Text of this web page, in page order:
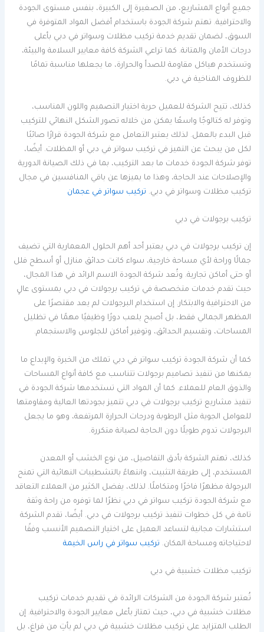
جميع أنواع المشاريع، من الصغيرة إلى الكبيرة، بنفس مستوى الجودة
والاحترافية. تهتم شركة الجودة باستخدام أفضل المواد المتوفرة في
السوق، لضمان تقديم خدمة تركيب مظلات وسواتر في دبي بأعلى
درجات الأمان والمتانة. كما تراعي الشركة كافة معايير السلامة والبيئة،
وتستخدم هياكل مقاومة للصدأ والحرارة، ما يجعلها مناسبة تمامًا
للظروف المناخية في دبي.
كذلك، تتيح الشركة للعميل حرية اختيار التصميم واللون المناسب،
وتوفر له كتالوجًا واسعًا يمكن من خلاله تصور الشكل النهائي للتركيب
قبل البدء بالعمل. لذلك يعتبر التعامل مع شركة الجودة قرارًا صائبًا
لكل من يبحث عن التميز في تركيب سواتر في دبي أو المظلات. أيضًا،
توفر شركة الجودة خدمات ما بعد التركيب، بما في ذلك الصيانة الدورية
والإصلاحات عند الحاجة، وهذا ما يميزها عن باقي المنافسين في مجال
تركيب مظلات وسواتر في دبي. تركيب سواتر في عجمان
تركيب برجولات في دبي
إن تركيب برجولات في دبي يعتبر أحد أهم الحلول المعمارية التي تضيف
جمالًا وراحة لأي مساحة خارجية، سواء كانت حدائق منازل أو أسطح فلل
أو حتى أماكن تجارية. وتُعد شركة الجودة الاسم الرائد في هذا المجال،
حيث تقدم خدمات متخصصة في تركيب برجولات في دبي بمستوى عالٍ
من الاحترافية والابتكار. إن استخدام البرجولات لم يعد مقتصرًا على
المظهر الجمالي فقط، بل أصبح يلعب دورًا وظيفيًا مهمًا في تظليل
المساحات، وتقسيم الحدائق، وتوفير أماكن للجلوس والاستجمام.
كما أن شركة الجودة تركيب سواتر في دبي تملك من الخبرة والإبداع ما
يمكنها من تنفيذ تصاميم برجولات تتناسب مع كافة أنواع المساحات
والذوق العام للعملاء. كما أن المواد التي تستخدمها شركة الجودة في
تنفيذ مشاريع تركيب برجولات في دبي تتميز بجودتها العالية ومقاومتها
للعوامل الجوية مثل الرطوبة ودرجات الحرارة المرتفعة، وهو ما يجعل
البرجولات تدوم طويلًا دون الحاجة لصيانة متكررة.
كذلك، تهتم الشركة بأدق التفاصيل، من نوع الخشب أو المعدن
المستخدم، إلى طريقة التثبيت، وانتهاءً بالتشطيبات النهائية التي تمنح
البرجولة مظهرًا فاخرًا ومتكاملًا. لذلك، يفضل الكثير من العملاء التعاقد
مع شركة الجودة تركيب سواتر في دبي نظرًا لما توفره من راحة وثقة
تامة في كل خطوات تنفيذ تركيب برجولات في دبي. أيضًا، تقدم الشركة
استشارات مجانية لتساعد العميل على اختيار التصميم الأنسب وفقًا
لاحتياجاته ومساحة المكان. تركيب سواتر في راس الخيمة
تركيب مظلات خشبية في دبي
تُعتبر شركة الجودة من الشركات الرائدة في تقديم خدمات تركيب
مظلات خشبية في دبي، حيث تمتاز بأعلى معايير الجودة والاحترافية. إن
الطلب المتزايد على تركيب مظلات خشبية في دبي لم يأتِ من فراغ، بل